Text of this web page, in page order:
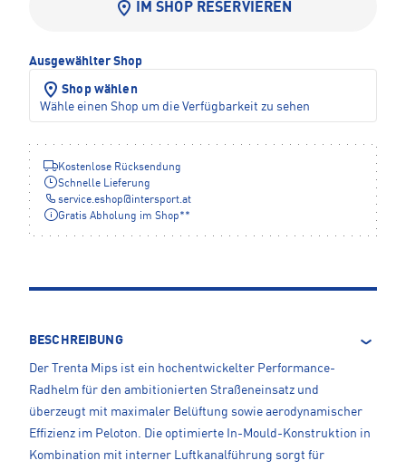
IM SHOP RESERVIEREN
Ausgewählter Shop
Shop wählen
Wähle einen Shop um die Verfügbarkeit zu sehen
Kostenlose Rücksendung
Schnelle Lieferung
service.eshop@ intersport.at
Gratis Abholung im Shop**
BESCHREIBUNG
Der Trenta Mips ist ein hochentwickelter Performance-
Radhelm für den ambitionierten Straßeneinsatz und
überzeugt mit maximaler Belüftung sowie aerodynamischer
Effizienz im Peloton. Die optimierte In-Mould-Konstruktion in
Kombination mit interner Luftkanalführung sorgt für